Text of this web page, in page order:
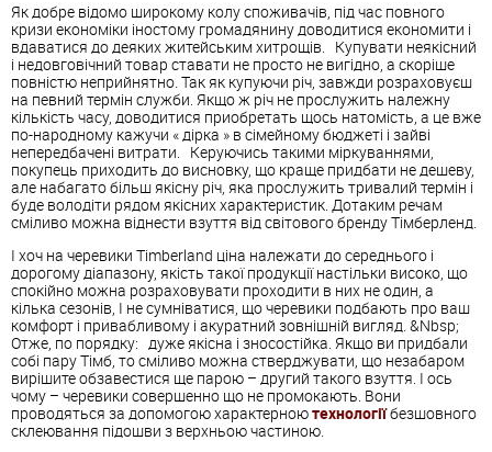
Як добре відомо широкому колу споживачів, під час повного
кризи економіки іностому громадянину доводитися економити і
вдаватися до деяких житейським хитрощів. Купувати неякісний
і недовговічний товар ставати не просто не вигідно, а скоріше
повністю неприйнятно. Так як купуючи річ, завжди розраховуєш
на певний термін служби. Якщо ж річ не прослужить належну
кількість часу, доводитися приобретать щось натомість, а це вже
по-народному кажучи « дірка » в сімейному бюджеті і зайві
непередбачені витрати. Керуючись такими міркуваннями,
покупець приходить до висновку, що краще придбати не дешеву,
але набагато більш якісну річ, яка прослужить тривалий термін і
буде володіти рядом якісних характеристик. Дотаким речам
сміливо можна віднести взуття від світового бренду Тімберленд.
І хоч на черевики Timberland ціна належати до середнього і
дорогому діапазону, якість такої продукції настільки високо, що
спокійно можна розраховувати проходити в них не один, а
кілька сезонів, І не сумніватися, що черевики подбають про ваш
комфорт і привабливому і акуратний зовнішній вигляд. &Nbsp;
Отже, по порядку: дуже якісна і зносостійка. Якщо ви придбали
собі пару Тімб, то сміливо можна стверджувати, що незабаром
вирішите обзавестися ще парою – другий такого взуття. І ось
чому – черевики совершенно що не промокають. Вони
проводяться за допомогою характерноютехнологіїбезшовного
склеювання підошви з верхньою частиною.